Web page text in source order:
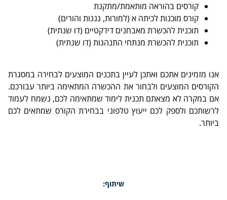
קורסים בהוראה מותאמת/מתקנת
קורס מוכנות לכיתה א (למורות, גננות והורים)
תוכנית להכשרת מאבחנים דידקטיים (דו שנתית)
תוכנית להכשרת מנתחי התנהגות (דו שנתית)
אנו מזמינים אתכם ואתכן לעיין בתכנים המוצעים לבחירה במסגרת
הקורסים המוצעים ולבחור את ההכשרה המתאימה ביותר עבורכם.
אם במקרה לא מצאתם תכנית לימוד שמתאימה לכם, נשמח לעמוד
לרשותכם ולספק לכם ייעוץ טלפוני בבחירת הקורס שמתאים לכם
ביותר.
שיתוף: